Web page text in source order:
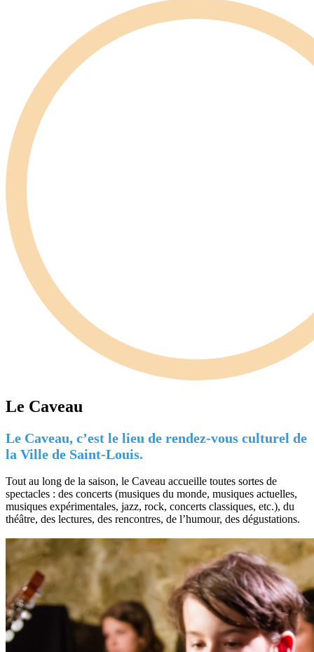
Le Caveau
Le Caveau, c’est le lieu de rendez-vous culturel de
la Ville de Saint-Louis.
Tout au long de la saison, le Caveau accueille toutes sortes de
spectacles : des concerts (musiques du monde, musiques actuelles,
musiques expérimentales, jazz, rock, concerts classiques, etc.), du
théâtre, des lectures, des rencontres, de l’humour, des dégustations.